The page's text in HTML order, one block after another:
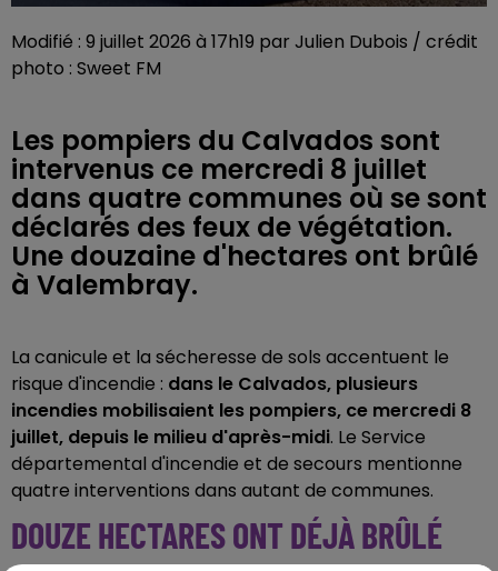
Modifié : 9 juillet 2026 à 17h19 par Julien Dubois / crédit
photo : Sweet FM
Les pompiers du Calvados sont
intervenus ce mercredi 8 juillet
dans quatre communes où se sont
déclarés des feux de végétation.
Une douzaine d'hectares ont brûlé
à Valembray.
La canicule et la sécheresse de sols accentuent le
risque d'incendie : dans le Calvados, plusieurs
incendies mobilisaient les pompiers, ce mercredi 8
juillet, depuis le milieu d'après-midi. Le Service
départemental d'incendie et de secours mentionne
quatre interventions dans autant de communes.
DOUZE HECTARES ONT DÉJÀ BRÛLÉ